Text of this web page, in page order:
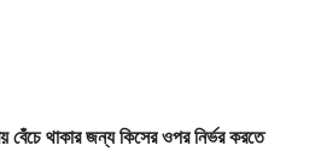
বেঁচে থাকার জন্য কিসের ওপর নির্ভর করতে